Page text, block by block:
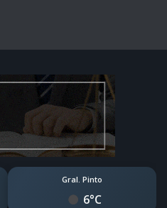
Gral. Pinto
6°C